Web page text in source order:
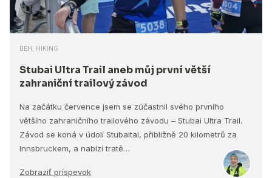
BEH, HIKING
Stubai Ultra Trail aneb můj první větší
zahraniční trailový závod
Na začátku července jsem se zúčastnil svého prvního
většího zahraničního trailového závodu – Stubai Ultra Trail.
Závod se koná v údolí Stubaital, přibližně 20 kilometrů za
Innsbruckem, a nabízí tratě…
Zobraziť príspevok